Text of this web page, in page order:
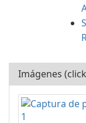
Imágenes